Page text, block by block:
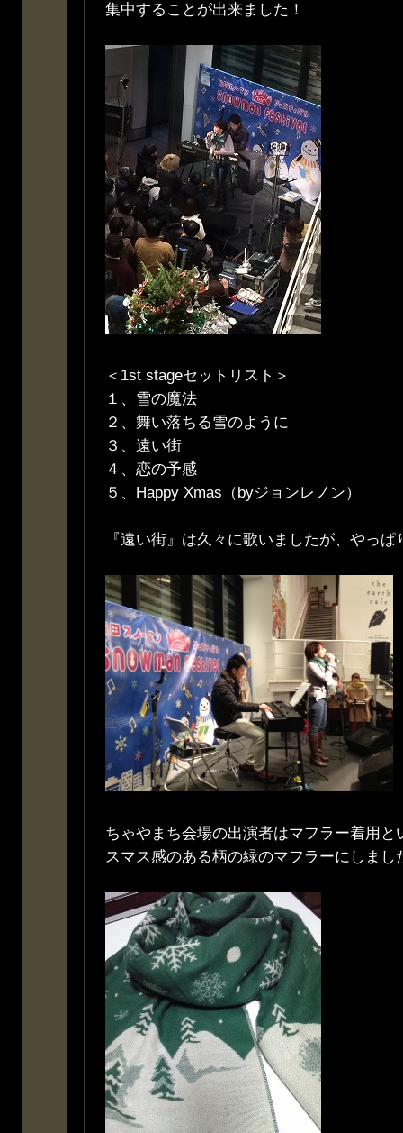
集中することが出来ました！
＜1st stageセットリスト＞
１、雪の魔法
２、舞い落ちる雪のように
３、遠い街
４、恋の予感
５、Happy Xmas（byジョンレノン）
『遠い街』は久々に歌いましたが、やっ
ちゃやまち会場の出演者はマフラー着用と
スマス感のある柄の緑のマフラーにしまし